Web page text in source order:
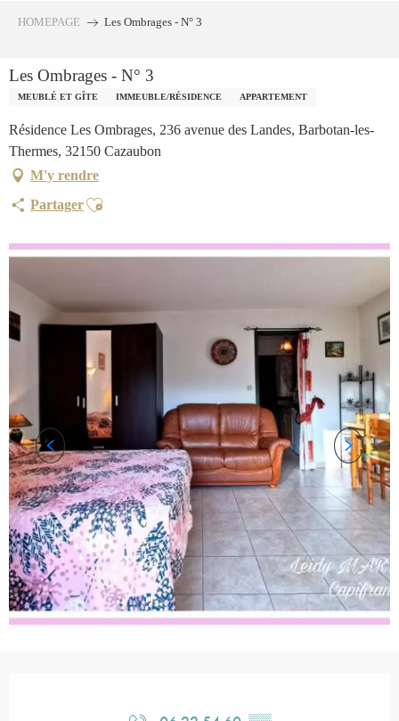
principal
HOMEPAGE Les Ombrages - N° 3
Les Ombrages - N° 3
MEUBLÉ ET GÎTE IMMEUBLE/RÉSIDENCE APPARTEMENT
Résidence Les Ombrages, 236 avenue des Landes, Barbotan-les-
Thermes, 32150 Cazaubon
M'y rendre
PartagerAjouter aux favoris